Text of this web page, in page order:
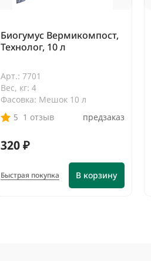
Биогумус Вермикомпост,
Технолог, 10 л
Арт.: 7701
Вес, кг: 4
Фасовка: Мешок 10 л
5 1 отзыв предзаказ
320 ₽
В корзину
Быстрая покупка